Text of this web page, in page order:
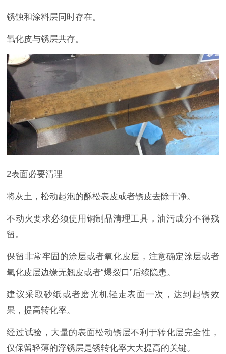
锈蚀和涂料层同时存在。
氧化皮与锈层共存。
2表面必要清理
将灰土，松动起泡的酥松表皮或者锈皮去除干净。
不动火要求必须使用铜制品清理工具，油污成分不得残
留。
保留非常牢固的涂层或者氧化皮层，注意确定涂层或者
氧化皮层边缘无翘皮或者“爆裂口”后续隐患。
建议采取砂纸或者磨光机轻走表面一次，达到起锈效
果，提高转化率。
经过试验，大量的表面松动锈层不利于转化层完全性，
仅保留轻薄的浮锈层是锈转化率大大提高的关键。